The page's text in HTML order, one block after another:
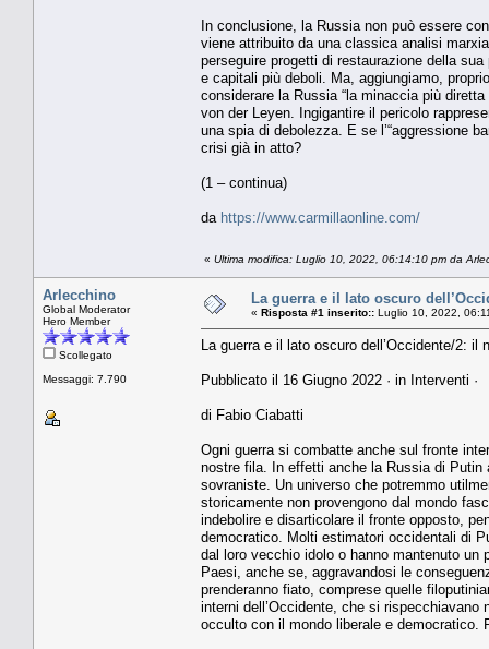
In conclusione, la Russia non può essere
viene attribuito da una classica analisi
perseguire progetti di restaurazione della
e capitali più deboli. Ma, aggiungiamo,
considerare la Russia “la minaccia più
von der Leyen. Ingigantire il pericolo
una spia di debolezza. E se l’“aggressione
crisi già in atto?
(1 – continua)
da https://www.carmillaonline.com/
« Ultima modifica: Luglio 10, 2022, 06:14:10 pm da
Arlecchino
Global Moderator
Hero Member
Scollegato
Messaggi: 7.790
La guerra e il lato oscuro
« Risposta #1 inserito:: Luglio 10, 2022,
La guerra e il lato oscuro dell’Occidente/2: il
Pubblicato il 16 Giugno 2022 · in Interventi ·
di Fabio Ciabatti
Ogni guerra si combatte anche sul fronte
nostre fila. In effetti anche la Russia di Putin
sovraniste. Un universo che potremmo
storicamente non provengono dal mondo
indebolire e disarticolare il fronte opposto,
democratico. Molti estimatori occidentali di
dal loro vecchio idolo o hanno mantenuto
Paesi, anche se, aggravandosi le
prenderanno fiato, comprese quelle
interni dell’Occidente, che si
occulto con il mondo liberale e democratico.